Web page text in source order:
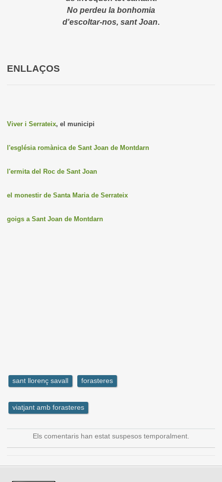
No perdeu la bonhomia
d'escoltar-nos, sant Joan.
ENLLAÇOS
Viver i Serrateix, el municipi
l'església romànica de Sant Joan de Montdarn
l'ermita del Roc de Sant Joan
el monestir de Santa Maria de Serrateix
goigs a Sant Joan de Montdarn
sant llorenç savall forasteres
viatjant amb forasteres
Els comentaris han estat suspesos temporalment.